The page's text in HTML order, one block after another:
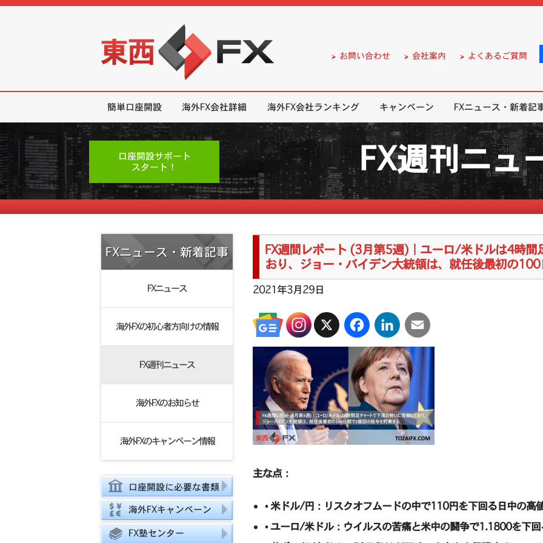
お問い合わせ 会社案内 よくあるご質問
簡単口座開設 海外FX会社詳細 海外FX会社ランキング キャンペーン FXニュース・新着記
口座開設サポート
スタート！
FX週刊ニュ
FXニュース・新着記事
FXニュース
海外FXの初心者方向けの情報
FX週刊ニュース
海外FXのお知らせ
海外FXのキャンペーン情報
口座開設に必要な書類
海外FXキャンペーン
FX塾センター
FX週間レポート (3月第5週)｜ユーロ/米ドルは4時間
おり、ジョー・バイデン大統領は、就任後最初の
2021年3月29日
X FacebookLinkedInEmail
主な点：
• 米ドル/円：リスクオフムードの中で110円を下回る日中の高
• ユーロ/米ドル：ウイルスの苦痛と米中の闘争で1.1800を下回